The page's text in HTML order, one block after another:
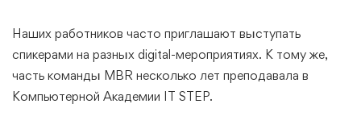
Наших работников часто приглашают выступать
спикерами на разных digital-мероприятиях. К тому же,
часть команды MBR несколько лет преподавала в
Компьютерной Академии IT STEP.